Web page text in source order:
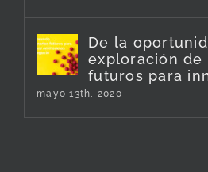
De la
exploración de
futuros para
mayo 13th, 2020